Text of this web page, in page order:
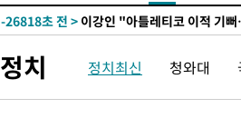
42.08%·宋 10.17%
-26818초 전 > 이강인 "아틀레티코 이적 기
것"
-26753초 전 >[속보]與 당대표 경선, 제주·
-20527초 전 >
낮 최고 35도 '무더위'…동해
정치 정치최신 청와대